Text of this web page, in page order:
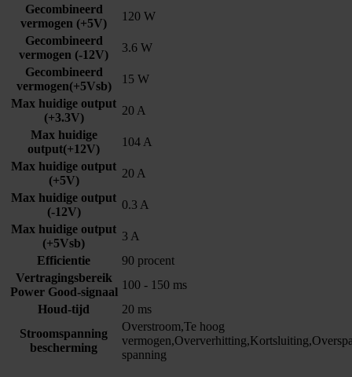
Gecombineerd
vermogen (+5V)
120 W
Gecombineerd
vermogen (-12V)
3.6 W
Gecombineerd
vermogen(+5Vsb)
15 W
Max huidige output
(+3.3V)
20 A
Max huidige
output(+12V)
104 A
Max huidige output
(+5V)
20 A
Max huidige output
(-12V)
0.3 A
Max huidige output
(+5Vsb)
3 A
Efficientie
90 procent
Vertragingsbereik
Power Good-signaal
100 - 150 ms
Houd-tijd
20 ms
Stroomspanning
bescherming
Overstroom,Te hoog
spanning